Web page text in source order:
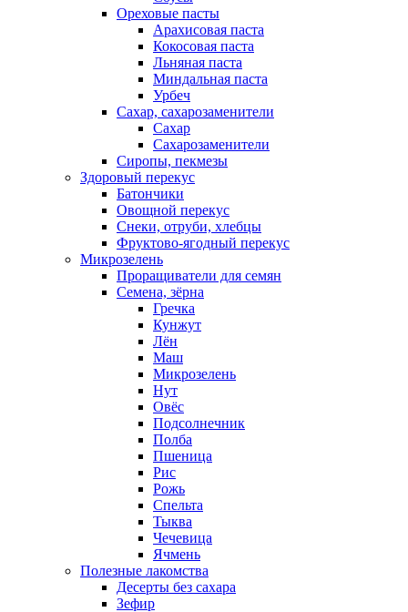
Ореховые пасты
Арахисовая паста
Кокосовая паста
Льняная паста
Миндальная паста
Урбеч
Сахар, сахарозаменители
Сахар
Сахарозаменители
Сиропы, пекмезы
Здоровый перекус
Батончики
Овощной перекус
Снеки, отруби, хлебцы
Фруктово-ягодный перекус
Микрозелень
Проращиватели для семян
Семена, зёрна
Гречка
Кунжут
Лён
Маш
Микрозелень
Нут
Овёс
Подсолнечник
Полба
Пшеница
Рис
Рожь
Спельта
Тыква
Чечевица
Ячмень
Полезные лакомства
Десерты без сахара
Зефир